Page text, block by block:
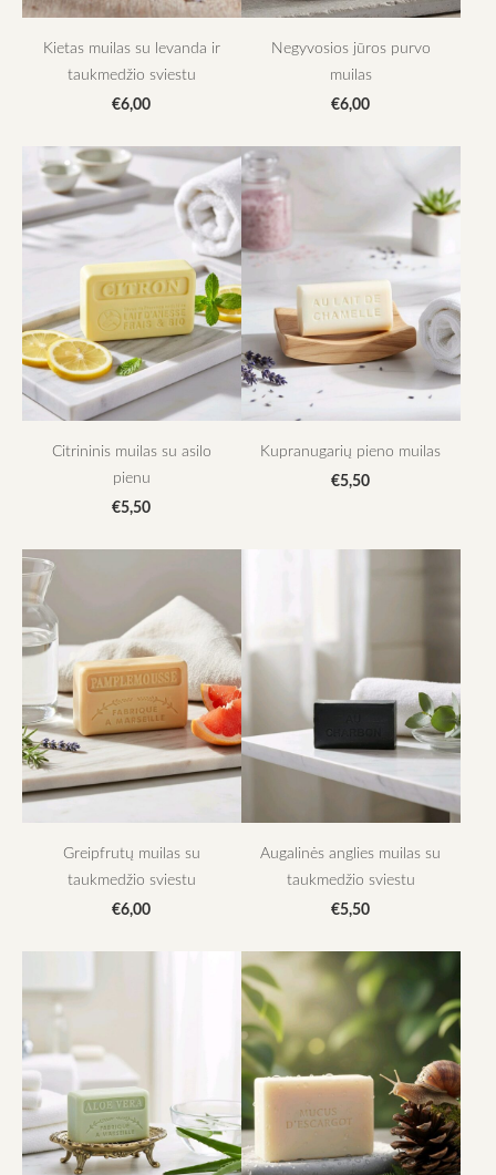
Kietas muilas su levanda ir
taukmedžio sviestu
€6,00
Negyvosios jūros purvo
muilas
€6,00
Citrininis muilas su asilo
pienu
€5,50
Kupranugarių pieno muilas
€5,50
Greipfrutų muilas su
taukmedžio sviestu
€6,00
Augalinės anglies muilas su
taukmedžio sviestu
€5,50